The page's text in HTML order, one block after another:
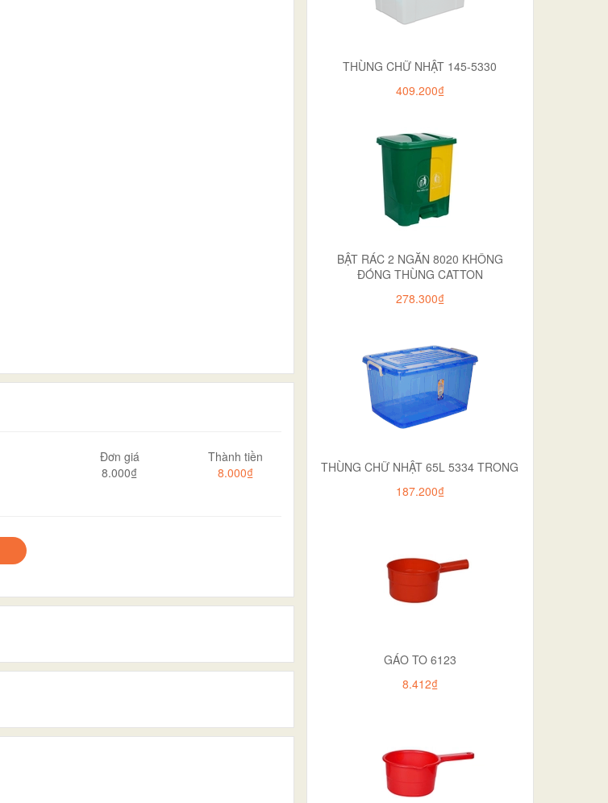
Đơn giá
8.000₫
Thành tiền
8.000₫
THÙNG CHỮ NHẬT 145-5330
409.200₫
BẬT RÁC 2 NGĂN 8020 KHÔNG
ĐÓNG THÙNG CATTON
278.300₫
THÙNG CHỮ NHẬT 65L 5334 TRONG
187.200₫
GÁO TO 6123
8.412₫